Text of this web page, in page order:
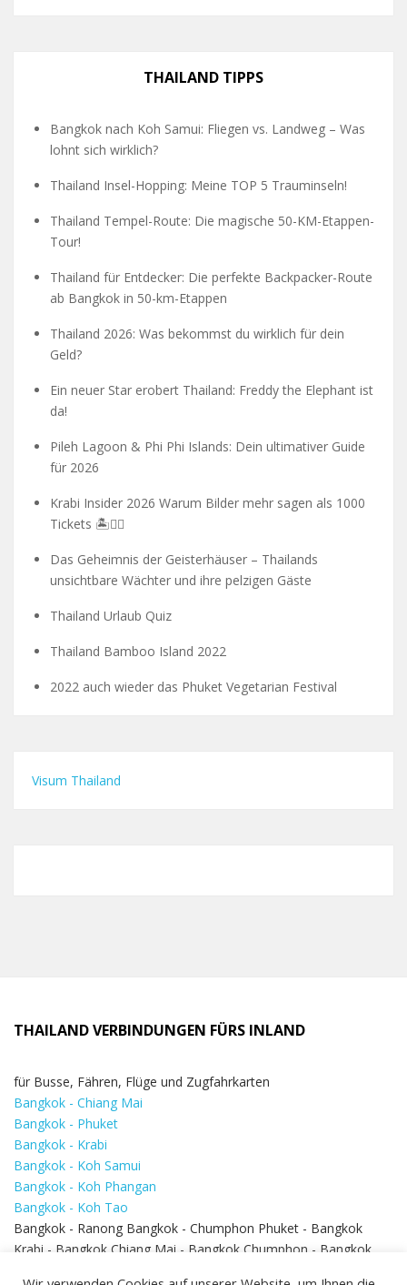
THAILAND TIPPS
Bangkok nach Koh Samui: Fliegen vs. Landweg – Was
lohnt sich wirklich?
Thailand Insel-Hopping: Meine TOP 5 Trauminseln!
Thailand Tempel-Route: Die magische 50-KM-Etappen-
Tour!
Thailand für Entdecker: Die perfekte Backpacker-Route
ab Bangkok in 50-km-Etappen
Thailand 2026: Was bekommst du wirklich für dein
Geld?
Ein neuer Star erobert Thailand: Freddy the Elephant ist
da!
Pileh Lagoon & Phi Phi Islands: Dein ultimativer Guide
für 2026
Krabi Insider 2026 Warum Bilder mehr sagen als 1000
Tickets 🏝️🧗‍♂️
Das Geheimnis der Geisterhäuser – Thailands
unsichtbare Wächter und ihre pelzigen Gäste
Thailand Urlaub Quiz
Thailand Bamboo Island 2022
2022 auch wieder das Phuket Vegetarian Festival
Visum Thailand
THAILAND VERBINDUNGEN FÜRS INLAND
für Busse, Fähren, Flüge und Zugfahrkarten
Bangkok - Chiang Mai
Bangkok - Phuket
Bangkok - Krabi
Bangkok - Koh Samui
Bangkok - Koh Phangan
Bangkok - Koh Tao
Bangkok - Ranong Bangkok - Chumphon Phuket - Bangkok
Krabi - Bangkok Chiang Mai - Bangkok Chumphon - Bangkok